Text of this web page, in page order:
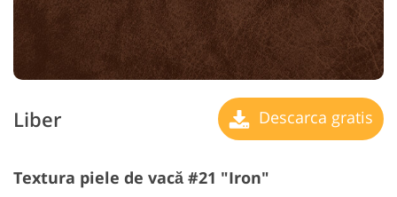
Liber Descarca gratis
Textura piele de vacă #21 "Iron"